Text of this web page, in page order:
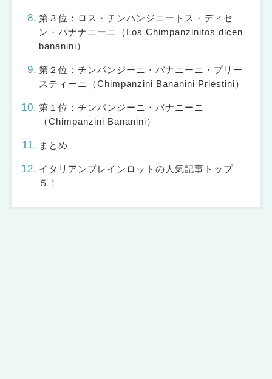
第３位：ロス・チンパンジニートス・ディセ
ン・バナナニーニ（Los Chimpanzinitos dicen
bananini）
第２位：チンパンジーニ・バナニーニ・プリー
スティーニ（Chimpanzini Bananini Priestini）
第１位：チンパンジーニ・バナニーニ
（Chimpanzini Bananini）
まとめ
イタリアンブレインロットの人気記事トップ
５！